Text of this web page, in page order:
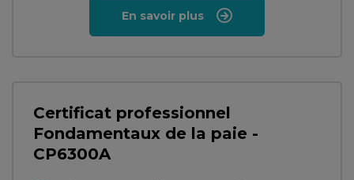
En savoir plus
Certificat professionnel
Fondamentaux de la paie -
CP6300A